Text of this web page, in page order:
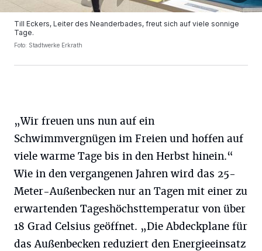
Till Eckers, Leiter des Neanderbades, freut sich auf viele sonnige
Tage.
Foto: Stadtwerke Erkrath
„Wir freuen uns nun auf ein
Schwimmvergnügen im Freien und hoffen auf
viele warme Tage bis in den Herbst hinein.“
Wie in den vergangenen Jahren wird das 25-
Meter-Außenbecken nur an Tagen mit einer zu
erwartenden Tageshöchsttemperatur von über
18 Grad Celsius geöffnet. „Die Abdeckplane für
das Außenbecken reduziert den Energieeinsatz